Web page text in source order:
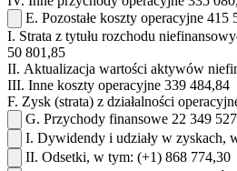
E. Pozostałe koszty operacyjne 415
I. Strata z tytułu rozchodu
50 801,85
II. Aktualizacja wartości aktywów
III. Inne koszty operacyjne 339 484,84
F. Zysk (strata) z działalności
G. Przychody finansowe 22 349
I. Dywidendy i udziały w zyskach,
II. Odsetki, w tym: (+1) 868 774,30